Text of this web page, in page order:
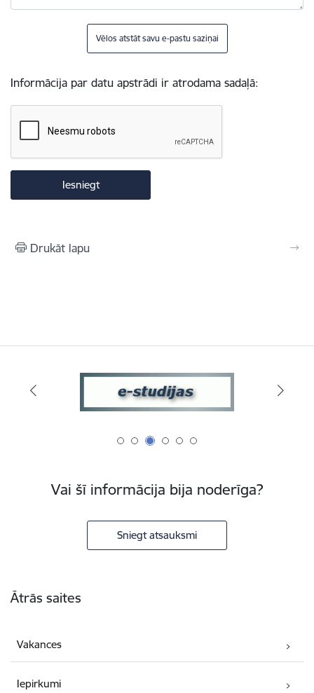
Vēlos atstāt savu e-pastu saziņai
Informācija par datu apstrādi ir atrodama sadaļā:
Drukāt lapu
Vai šī informācija bija noderīga?
Sniegt atsauksmi
Ātrās saites
Vakances
Iepirkumi